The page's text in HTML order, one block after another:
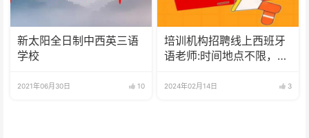
新太阳全日制中西英三语
学校
2021年06月30日 10
培训机构招聘线上西班牙
语老师:时间地点不限，可
2024年02月14日 3